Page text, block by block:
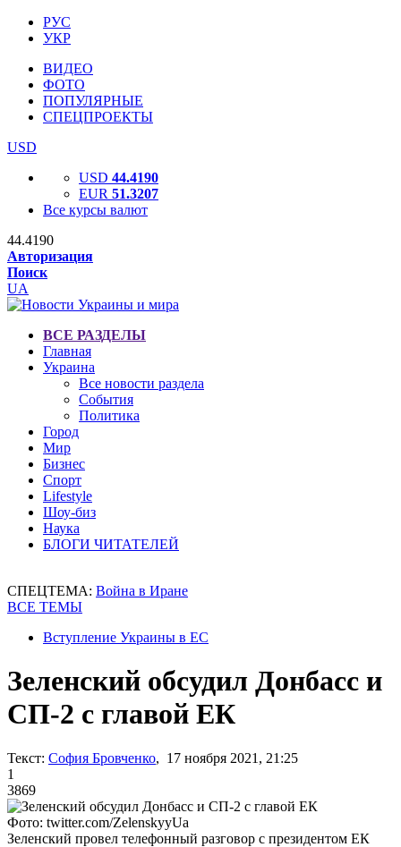
РУС
УКР
ВИДЕО
ФОТО
ПОПУЛЯРНЫЕ
СПЕЦПРОЕКТЫ
USD
USD 44.4190
EUR 51.3207
Все курсы валют
44.4190
Авторизация
Поиск
UA
ВСЕ РАЗДЕЛЫ
Главная
Украина
Все новости раздела
События
Политика
Город
Мир
Бизнес
Спорт
Lifestyle
Шоу-биз
Наука
БЛОГИ ЧИТАТЕЛЕЙ
СПЕЦТЕМА: Война в Иране
ВСЕ ТЕМЫ
Вступление Украины в ЕС
Зеленский обсудил Донбасс и
СП-2 с главой ЕК
Текст: София Бровченко, 17 ноября 2021, 21:25
1
3869
Фото: twitter.com/ZelenskyyUa
Зеленский провел телефонный разговор с президентом ЕК